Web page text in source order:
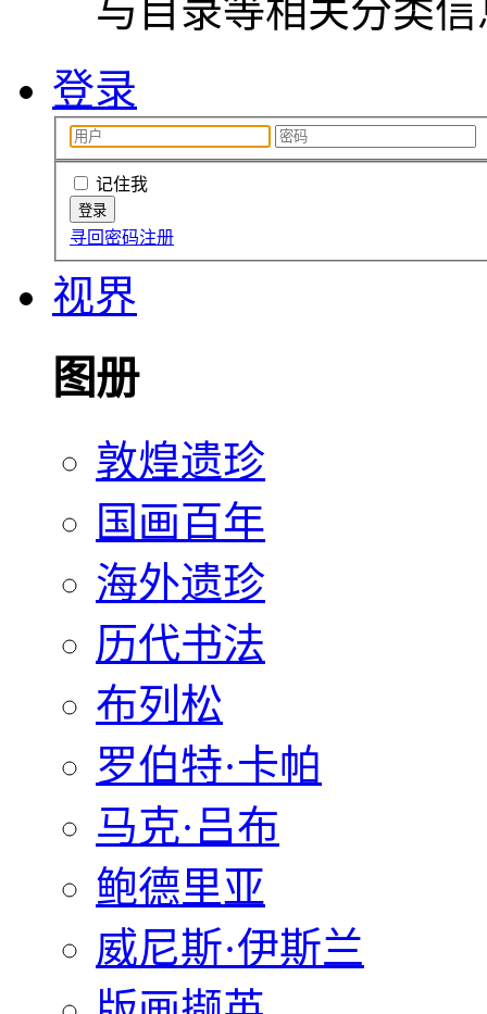
与目录等相关分类
登录
记住我
寻回密码注册
视界
图册
敦煌遗珍
国画百年
海外遗珍
历代书法
布列松
罗伯特·卡帕
马克·吕布
鲍德里亚
威尼斯·伊斯兰